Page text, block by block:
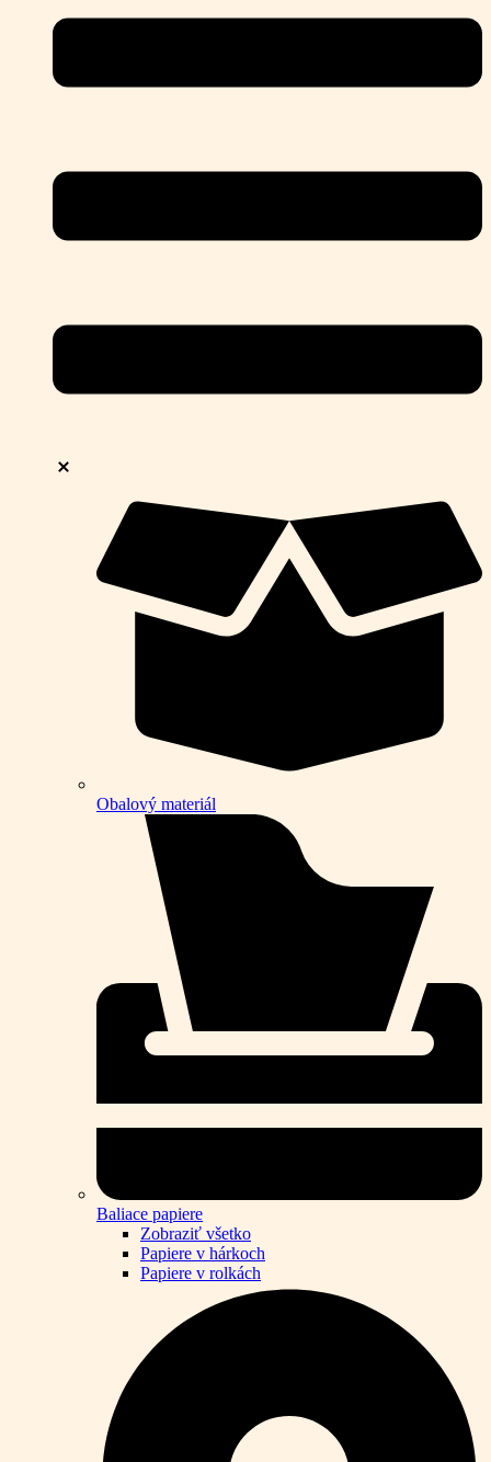
Obalový materiál
Baliace papiere
Zobraziť všetko
Papiere v hárkoch
Papiere v rolkách